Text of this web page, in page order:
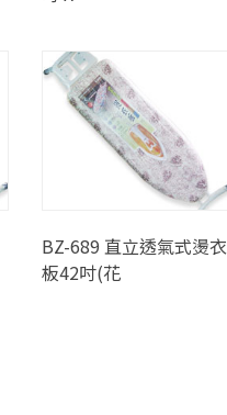
BZ-689 直立透氣式燙衣
板42吋(花